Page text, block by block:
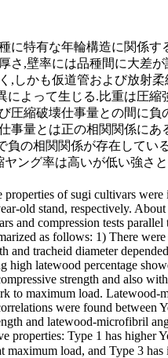
に特有な年輪構造に関係
さ,壁率には品種間に大差
,しかも仮道管および放射柔
によって生じる.比重は圧
圧縮破壊仕事量との間に
事量とは正の相関関係に
負の相関関係が存在して
ング率は高いが低い強さ
properties of sugi cultivars
old stand, respectively.
and compression tests
as follows: 1) There
and tracheid diameter
latewood percentage
strength and also
to maximum load.
were found between
and latewood-microfibril
properties: Type 1 has
maximum load, and Type 3